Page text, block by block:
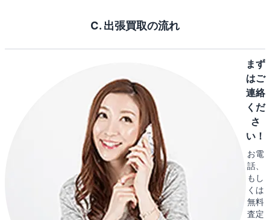
C. 出張買取の流れ
まず
はご
連絡
くだ
さ
い！
お電
話、
もし
くは
無料
査定